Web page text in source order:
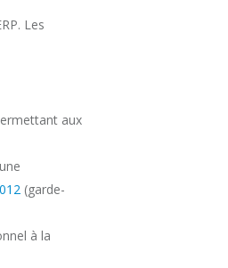
Les
aux
(garde-
à la